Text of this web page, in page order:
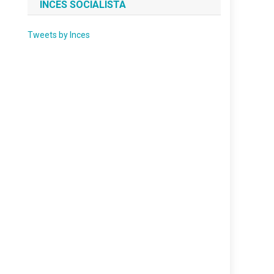
INCES SOCIALISTA
Tweets by Inces